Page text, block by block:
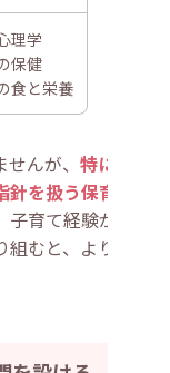
理学
保健
食と栄養
んが、 特に興味
を扱う保育原理
子育て経験がある
むと、よりスム